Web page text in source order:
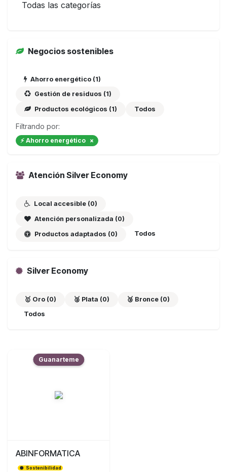
Todas las categorías
Negocios sostenibles
Ahorro energético (1)
Gestión de residuos (1)
Productos ecológicos (1)
Todos
Filtrando por:
⚡ Ahorro energético ×
Atención Silver Economy
Local accesible (0)
Atención personalizada (0)
Productos adaptados (0)
Todos
Silver Economy
🥇 Oro (0) 🥈 Plata (0)
🥉 Bronce (0)
Todos
Guanarteme
ABINFORMATICA
Sostenibilidad